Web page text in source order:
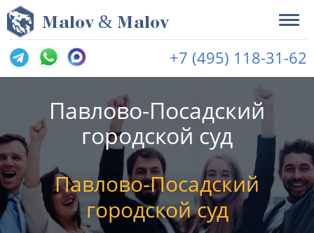
Malov & Malov
+7 (495) 118-31-62
Павлово-Посадский
городской суд
Павлово-Посадский
городской суд